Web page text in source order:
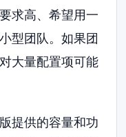
求高、希望用一
型团队。如果团
大量配置项可能
提供的容量和功